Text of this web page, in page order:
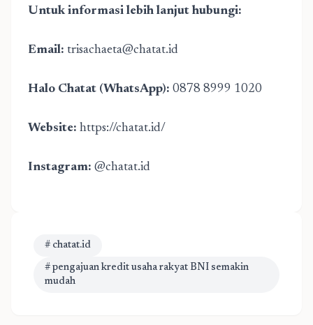
Untuk informasi lebih lanjut hubungi:
Email: trisachaeta@chatat.id
Halo Chatat (WhatsApp): 0878 8999 1020
Website: https://chatat.id/
Instagram: @chatat.id
# chatat.id
# pengajuan kredit usaha rakyat BNI semakin
mudah